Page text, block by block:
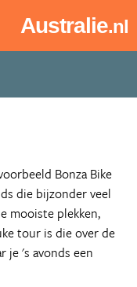
Australie.nl
Bonza Bike
die bijzonder veel
mooiste plekken,
tour is die over de
je 's avonds een